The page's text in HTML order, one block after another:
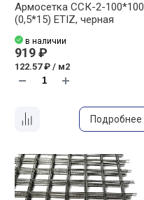
Армосетка ССК-2-100*100
(0,5*15) ETIZ, черная
в наличии
919 ₽
122.57 ₽ / м2
Подробнее